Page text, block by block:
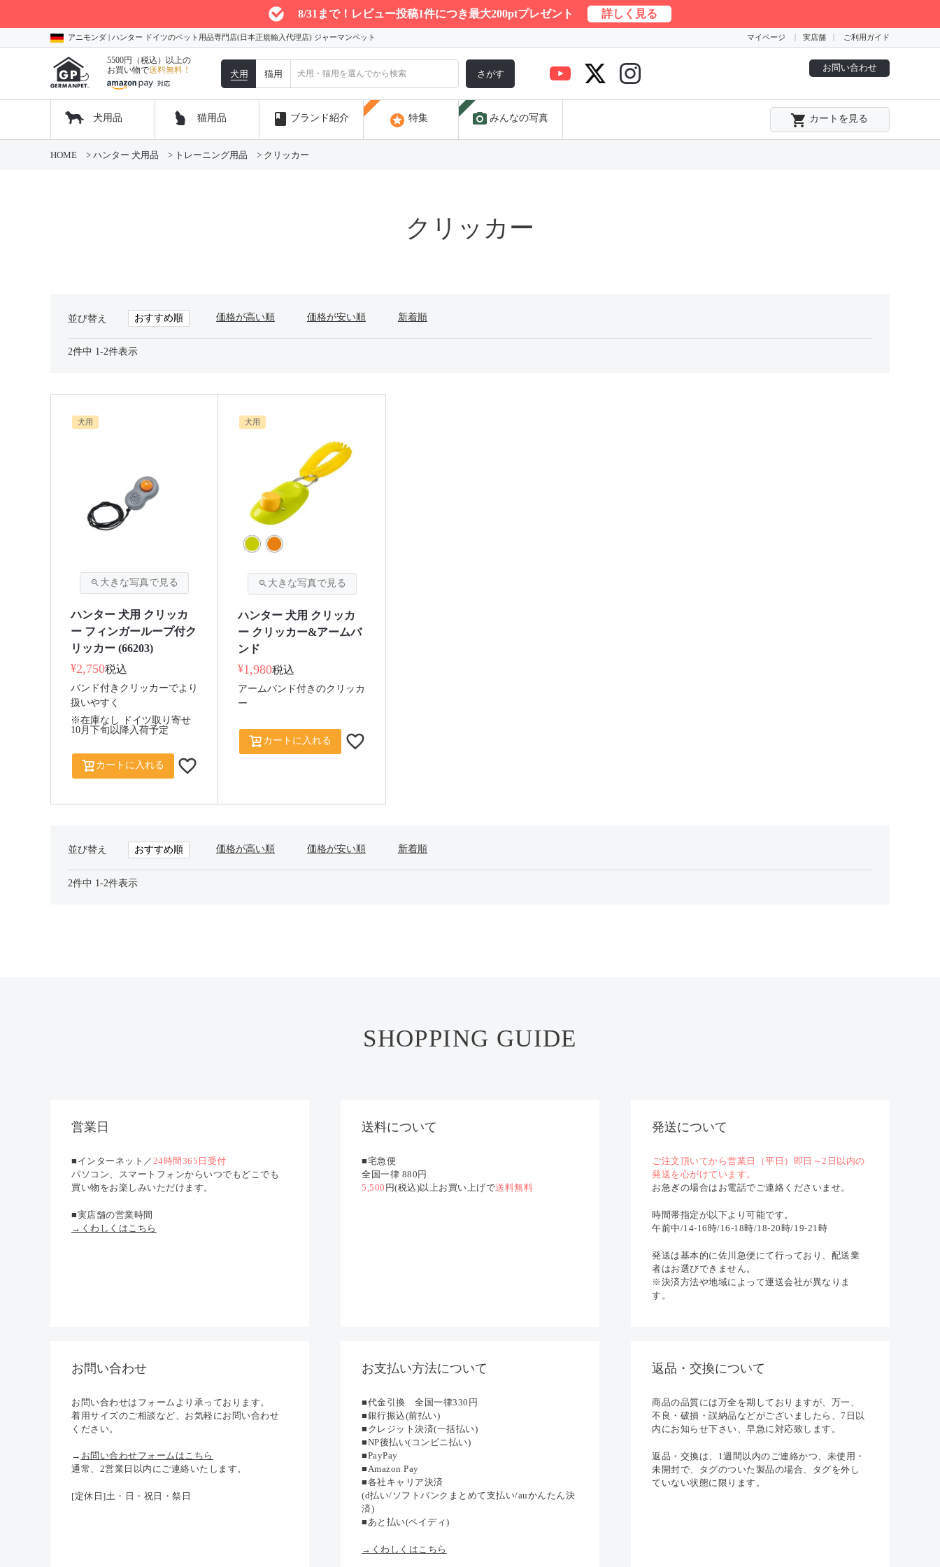
8/31まで！レビュー投稿1件につき最大200ptプレゼント 詳しく見る
アニモンダ | ハンター ドイツのペット用品専門店(日本正規輸入代理店) ジャーマンペット マイページ 実店舗 ご利用ガイド
5500円（税込）以上の
お買い物で送料無料！ 犬用 猫用 さがす
お問い合わせ
犬用品 猫用品 book ブランド紹介 stars 特集 photo_camera みんなの写真 local_grocery_store カートを見る
HOME ハンター 犬用品 トレーニング用品 クリッカー
クリッカー
並び替え おすすめ順 価格が高い順 価格が安い順 新着順
2件中 1-2件表示
犬用
ハンター 犬用 クリッカ
ー フィンガーループ付ク
リッカー (66203)
¥2,750税込
バンド付きクリッカーでより
扱いやすく
※在庫なし ドイツ取り寄せ
10月下旬以降入荷予定
カートに入れる
犬用
ハンター 犬用 クリッカ
ー クリッカー&アームバ
ンド
¥1,980税込
アームバンド付きのクリッカ
ー
カートに入れる
並び替え おすすめ順 価格が高い順 価格が安い順 新着順
2件中 1 -2件表示
SHOPPING GUIDE
営業日
■インターネット／ 24時間365日受付
パソコン、スマートフォンからいつでもどこでも
買い物をお楽しみいただけます。
■実店舗の営業時間
→くわしくはこちら
送料について
■宅急便
全国一律 880円
5,500 円(税込)以上お買い上げで送料無料
発送について
ご注文頂いてから営業日（平日）即日～2日以内の
発送を心がけています。
お急ぎの場合はお電話でご連絡くださいませ。
時間帯指定が以下より可能です。
午前中/14-16時/16-18時/18-20時/19-21時
発送は基本的に佐川急便にて行っており、配送業
者はお選びできません。
※決済方法や地域によって運送会社が異なりま
す。
お問い合わせ
お問い合わせはフォームより承っております。
着用サイズのご相談など、お気軽にお問い合わせ
ください。
→ お問い合わせフォームはこちら
通常、2営業日以内にご連絡いたします。
[定休日]土・日・祝日・祭日
お支払い方法について
■代金引換 全国一律330円
■銀行振込(前払い)
■クレジット決済(一括払い)
■NP後払い(コンビニ払い)
■PayPay
■Amazon Pay
■各社キャリア決済
(d払い/ソフトバンクまとめて支払い/auかんたん決
済)
■あと払い(ペイディ)
→くわしくはこちら
返品・交換について
商品の品質には万全を期しておりますが、万一、
不良・破損・誤納品などがございましたら、7日以
内にお知らせ下さい、早急に対応致します。
返品・交換は、1週間以内のご連絡かつ、未使用・
未開封で、タグのついた製品の場合、タグを外し
ていない状態に限ります。